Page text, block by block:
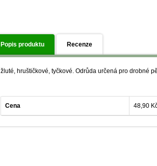
Popis produktu Recenze
žluté, hruštičkové, tyčkové. Odrůda určená pro drobné
Cena 48,90